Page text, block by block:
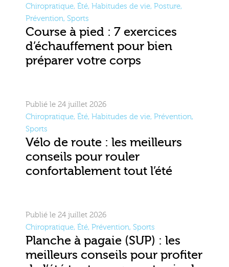
Chiropratique, Été, Habitudes de vie, Posture,
Prévention, Sports
Course à pied : 7 exercices
d’échauffement pour bien
préparer votre corps
Publié le 24 juillet 2026
Chiropratique, Été, Habitudes de vie, Prévention,
Sports
Vélo de route : les meilleurs
conseils pour rouler
confortablement tout l’été
Publié le 24 juillet 2026
Chiropratique, Été, Prévention, Sports
Planche à pagaie (SUP) : les
meilleurs conseils pour profiter